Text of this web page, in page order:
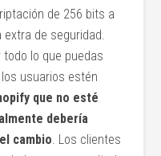
de 256 bits a
de seguridad.
todo lo que puedas
usuarios estén
que no esté
debería
cambio. Los clientes